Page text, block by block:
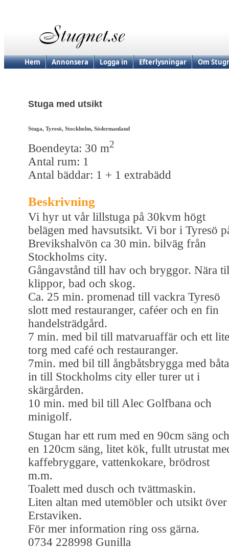
Hem Annonsera Logga in Efterlysningar Om
Stuga med utsikt
Stuga, Tyresö, Stockholm, Södermanland
Boendeyta: 30 m2
Antal rum: 1
Antal bäddar: 1 + 1 extrabädd
Beskrivning
Vi hyr ut vår lillstuga på 30kvm högt
belägen med havsutsikt. Vi bor i Tyresö
Brevikshalvön ca 30 min. bilväg från
Stockholms city.
Gångavstånd till hav och bryggor. Nära
klippor, bad och skog.
Ca. 25 min. promenad till vackra Tyresö
slott med restauranger, caféer och en fin
handelsträdgård.
7 min. med bil till matvaruaffär och ett
torg med café och restauranger.
7min. med bil till ångbåtsbrygga med
in till Stockholms city eller turer ut i
skärgården.
10 min. med bil till Alec Golfbana och
minigolf.
Stugan har ett rum med en 90cm säng och
en 120cm säng, litet kök, fullt utrustat
kaffebryggare, vattenkokare, brödrost
m.m.
Toalett med dusch och tvättmaskin.
Liten altan med utemöbler och utsikt över
Erstaviken.
För mer information ring oss gärna.
0734 228998 Gunilla